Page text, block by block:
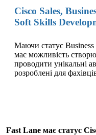
Cisco Sales,
Soft Skills
Маючи статус
має можливість
проводити унікальні
розроблені для
Fast Lane має статус